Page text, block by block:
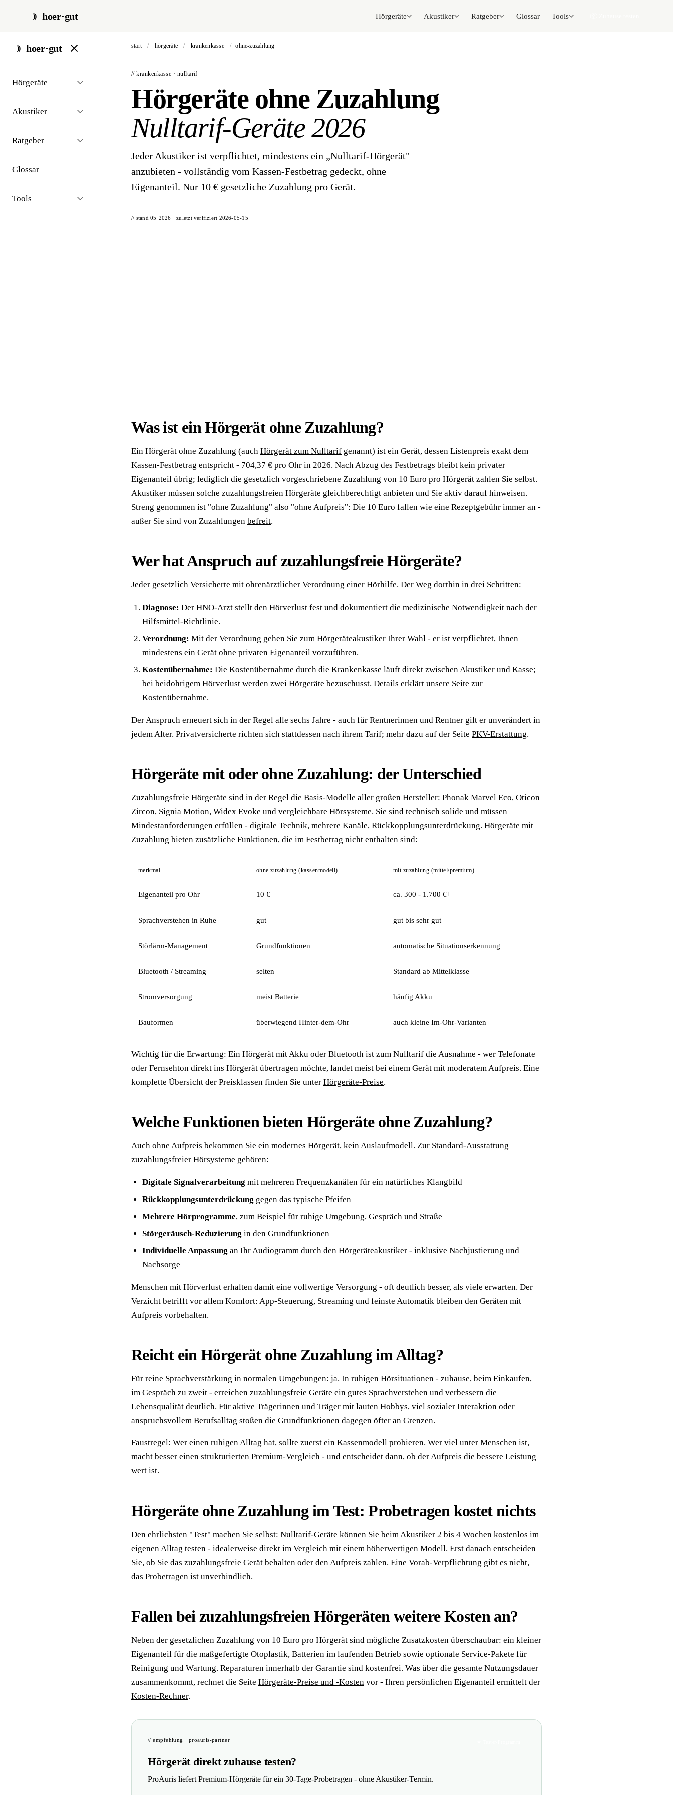
hoer·gut Hörgeräte Akustiker Ratgeber Glossar Tools
hoer·gut
Hörgeräte
Akustiker
Ratgeber
Glossar
Tools
start / hörgeräte / krankenkasse / ohne-zuzahlung
// krankenkasse · nulltarif
Hörgeräte ohne Zuzahlung
Nulltarif-Geräte 2026
Jeder Akustiker ist verpflichtet, mindestens ein „Nulltarif-Hörgerät"
anzubieten - vollständig vom Kassen-Festbetrag gedeckt, ohne
Eigenanteil. Nur 10 € gesetzliche Zuzahlung pro Gerät.
// stand 05·2026 · zuletzt verifiziert 2026-05-15
Was ist ein Hörgerät ohne Zuzahlung?
Ein Hörgerät ohne Zuzahlung (auch Hörgerät zum Nulltarif genannt) ist ein Gerät, dessen Listenpreis exakt dem
Kassen-Festbetrag entspricht - 704,37 € pro Ohr in 2026. Nach Abzug des Festbetrags bleibt kein privater
Eigenanteil übrig; lediglich die gesetzlich vorgeschriebene Zuzahlung von 10 Euro pro Hörgerät zahlen Sie selbst.
Akustiker müssen solche zuzahlungsfreien Hörgeräte gleichberechtigt anbieten und Sie aktiv darauf hinweisen.
Streng genommen ist "ohne Zuzahlung" also "ohne Aufpreis": Die 10 Euro fallen wie eine Rezeptgebühr immer an -
außer Sie sind von Zuzahlungen befreit.
Wer hat Anspruch auf zuzahlungsfreie Hörgeräte?
Jeder gesetzlich Versicherte mit ohrenärztlicher Verordnung einer Hörhilfe. Der Weg dorthin in drei Schritten:
Diagnose: Der HNO-Arzt stellt den Hörverlust fest und dokumentiert die medizinische Notwendigkeit nach der
Hilfsmittel-Richtlinie.
Verordnung: Mit der Verordnung gehen Sie zum Hörgeräteakustiker Ihrer Wahl - er ist verpflichtet, Ihnen
mindestens ein Gerät ohne privaten Eigenanteil vorzuführen.
Kostenübernahme: Die Kostenübernahme durch die Krankenkasse läuft direkt zwischen Akustiker und Kasse;
bei beidohrigem Hörverlust werden zwei Hörgeräte bezuschusst. Details erklärt unsere Seite zur
Kostenübernahme.
Der Anspruch erneuert sich in der Regel alle sechs Jahre - auch für Rentnerinnen und Rentner gilt er unverändert in
jedem Alter. Privatversicherte richten sich stattdessen nach ihrem Tarif; mehr dazu auf der Seite PKV-Erstattung.
Hörgeräte mit oder ohne Zuzahlung: der Unterschied
Zuzahlungsfreie Hörgeräte sind in der Regel die Basis-Modelle aller großen Hersteller: Phonak Marvel Eco, Oticon
Zircon, Signia Motion, Widex Evoke und vergleichbare Hörsysteme. Sie sind technisch solide und müssen
Mindestanforderungen erfüllen - digitale Technik, mehrere Kanäle, Rückkopplungsunterdrückung. Hörgeräte mit
Zuzahlung bieten zusätzliche Funktionen, die im Festbetrag nicht enthalten sind:
merkmal ohne zuzahlung (kassenmodell) mit zuzahlung (mittel/premium)
Eigenanteil pro Ohr 10 € ca. 300 - 1.700 €+
Sprachverstehen in Ruhe gut gut bis sehr gut
Störlärm-Management Grundfunktionen automatische Situationserkennung
Bluetooth / Streaming selten Standard ab Mittelklasse
Stromversorgung meist Batterie häufig Akku
Bauformen überwiegend Hinter-dem-Ohr auch kleine Im-Ohr-Varianten
Wichtig für die Erwartung: Ein Hörgerät mit Akku oder Bluetooth ist zum Nulltarif die Ausnahme - wer Telefonate
oder Fernsehton direkt ins Hörgerät übertragen möchte, landet meist bei einem Gerät mit moderatem Aufpreis. Eine
komplette Übersicht der Preisklassen finden Sie unter Hörgeräte-Preise.
Welche Funktionen bieten Hörgeräte ohne Zuzahlung?
Auch ohne Aufpreis bekommen Sie ein modernes Hörgerät, kein Auslaufmodell. Zur Standard-Ausstattung
zuzahlungsfreier Hörsysteme gehören:
Digitale Signalverarbeitung mit mehreren Frequenzkanälen für ein natürliches Klangbild
Rückkopplungsunterdrückung gegen das typische Pfeifen
Mehrere Hörprogramme, zum Beispiel für ruhige Umgebung, Gespräch und Straße
Störgeräusch-Reduzierung in den Grundfunktionen
Individuelle Anpassung an Ihr Audiogramm durch den Hörgeräteakustiker - inklusive Nachjustierung und
Nachsorge
Menschen mit Hörverlust erhalten damit eine vollwertige Versorgung - oft deutlich besser, als viele erwarten. Der
Verzicht betrifft vor allem Komfort: App-Steuerung, Streaming und feinste Automatik bleiben den Geräten mit
Aufpreis vorbehalten.
Reicht ein Hörgerät ohne Zuzahlung im Alltag?
Für reine Sprachverstärkung in normalen Umgebungen: ja. In ruhigen Hörsituationen - zuhause, beim Einkaufen,
im Gespräch zu zweit - erreichen zuzahlungsfreie Geräte ein gutes Sprachverstehen und verbessern die
Lebensqualität deutlich. Für aktive Trägerinnen und Träger mit lauten Hobbys, viel sozialer Interaktion oder
anspruchsvollem Berufsalltag stoßen die Grundfunktionen dagegen öfter an Grenzen.
Faustregel: Wer einen ruhigen Alltag hat, sollte zuerst ein Kassenmodell probieren. Wer viel unter Menschen ist,
macht besser einen strukturierten Premium-Vergleich - und entscheidet dann, ob der Aufpreis die bessere Leistung
wert ist.
Hörgeräte ohne Zuzahlung im Test: Probetragen kostet nichts
Den ehrlichsten "Test" machen Sie selbst: Nulltarif-Geräte können Sie beim Akustiker 2 bis 4 Wochen kostenlos im
eigenen Alltag testen - idealerweise direkt im Vergleich mit einem höherwertigen Modell. Erst danach entscheiden
Sie, ob Sie das zuzahlungsfreie Gerät behalten oder den Aufpreis zahlen. Eine Vorab-Verpflichtung gibt es nicht,
das Probetragen ist unverbindlich.
Fallen bei zuzahlungsfreien Hörgeräten weitere Kosten an?
Neben der gesetzlichen Zuzahlung von 10 Euro pro Hörgerät sind mögliche Zusatzkosten überschaubar: ein kleiner
Eigenanteil für die maßgefertigte Otoplastik, Batterien im laufenden Betrieb sowie optionale Service-Pakete für
Reinigung und Wartung. Reparaturen innerhalb der Garantie sind kostenfrei. Was über die gesamte Nutzungsdauer
zusammenkommt, rechnet die Seite Hörgeräte-Preise und -Kosten vor - Ihren persönlichen Eigenanteil ermittelt der
Kosten-Rechner.
// empfehlung · proauris-partner
Hörgerät direkt zuhause testen?
ProAuris liefert Premium-Hörgeräte für ein 30-Tage-Probetragen - ohne Akustiker-Termin.